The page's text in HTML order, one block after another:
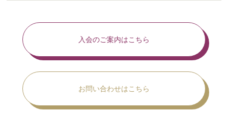
入会のご案内はこちら
お問い合わせはこちら